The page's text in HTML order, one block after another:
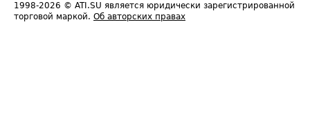
1998-2026 © ATI.SU является юридически зарегистрированной
торговой маркой. Об авторских правах